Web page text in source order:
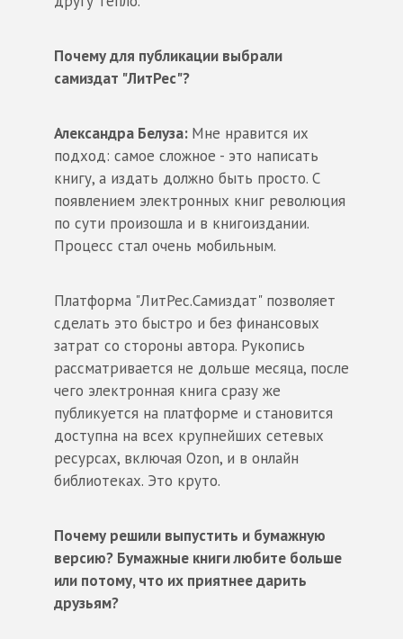
Почему для публикации выбрали
самиздат "ЛитРес"?
Александра Белуза: Мне нравится их
подход: самое сложное - это написать
книгу, а издать должно быть просто. С
появлением электронных книг революция
по сути произошла и в книгоиздании.
Процесс стал очень мобильным.
Платформа "ЛитРес.Самиздат" позволяет
сделать это быстро и без финансовых
затрат со стороны автора. Рукопись
рассматривается не дольше месяца, после
чего электронная книга сразу же
публикуется на платформе и становится
доступна на всех крупнейших сетевых
ресурсах, включая Ozon, и в онлайн
библиотеках. Это круто.
Почему решили выпустить и бумажную
версию? Бумажные книги любите больше
или потому, что их приятнее дарить
друзьям?